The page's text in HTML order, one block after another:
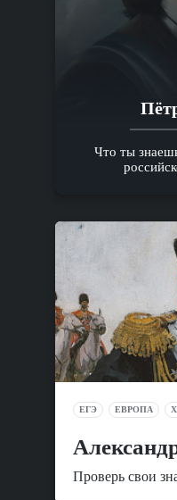
Что ты
ЕГЭ ЕВРОПА
Проверь свои